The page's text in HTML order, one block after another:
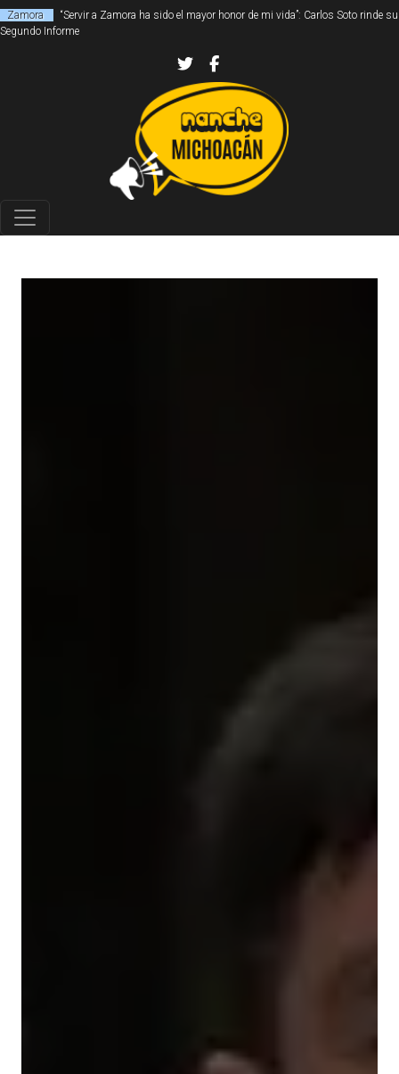
Zamora
“Servir a Zamora ha sido el mayor honor de mi vida”: Carlos Soto rinde su
Segundo Informe